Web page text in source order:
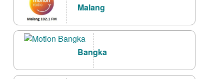
Malang
Bangka